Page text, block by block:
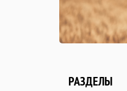
РАЗДЕЛЫ